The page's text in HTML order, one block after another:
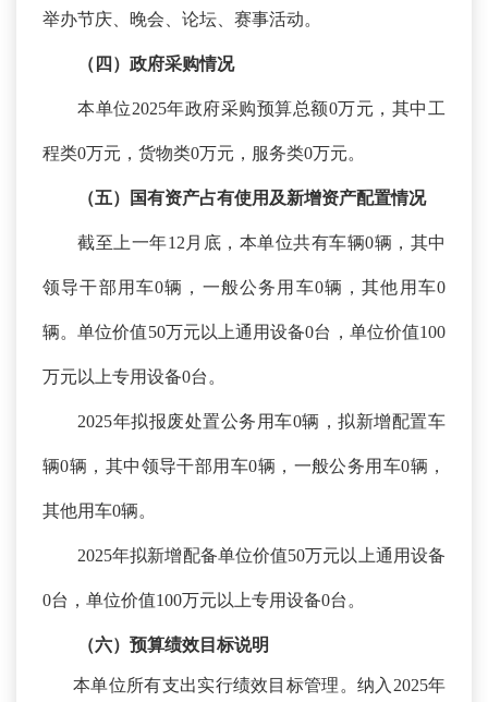
举办节庆、晚会、论坛、赛事活动。
（四）政府采购情况
本单位2025年政府采购预算总额0万元，其中工
程类0万元，货物类0万元，服务类0万元。
（五）国有资产占有使用及新增资产配置情况
截至上一年12月底，本单位共有车辆0辆，其中
领导干部用车0辆，一般公务用车0辆，其他用车0
辆。单位价值50万元以上通用设备0台，单位价值100
万元以上专用设备0台。
2025年拟报废处置公务用车0辆，拟新增配置车
辆0辆，其中领导干部用车0辆，一般公务用车0辆，
其他用车0辆。
2025年拟新增配备单位价值50万元以上通用设备
0台，单位价值100万元以上专用设备0台。
（六）预算绩效目标说明
本单位所有支出实行绩效目标管理。纳入 2025年